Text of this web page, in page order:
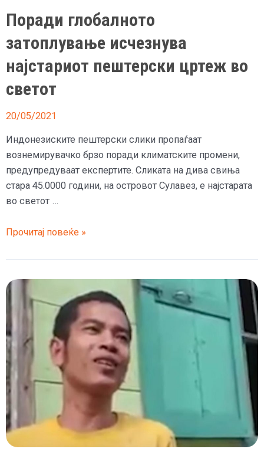
Поради глобалното
затоплување исчезнува
најстариот пештерски цртеж во
светот
20/05/2021
Индонезиските пештерски слики пропаѓаат
вознемирувачко брзо поради климатските промени,
предупредуваат експертите. Сликата на дива свиња
стара 45.0000 години, на островот Сулавез, е најстарата
во светот …
Поради
затоплување
исчезнува
најстариот
пештерски
цртеж
во
светот
Прочитај повеќе »